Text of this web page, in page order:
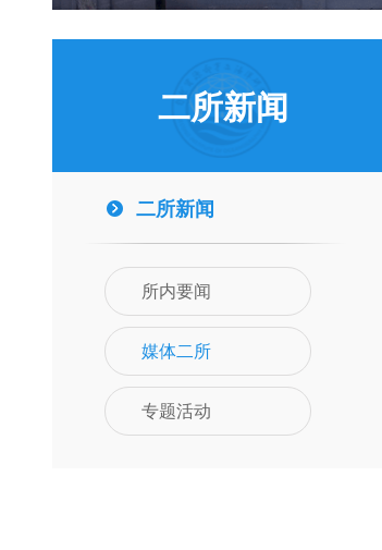
二所新闻
二所新闻
所内要闻
媒体二所
专题活动